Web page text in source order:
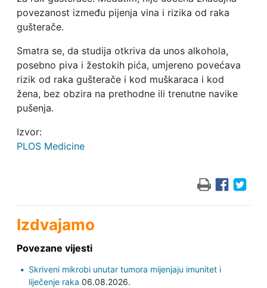
povezanost između pijenja vina i rizika od raka
gušterače.
Smatra se, da studija otkriva da unos alkohola,
posebno piva i žestokih pića, umjereno povećava
rizik od raka gušterače i kod muškaraca i kod
žena, bez obzira na prethodne ili trenutne navike
pušenja.
Izvor:
PLOS Medicine
Izdvajamo
Povezane vijesti
Skriveni mikrobi unutar tumora mijenjaju imunitet i
liječenje raka 06.08.2026.